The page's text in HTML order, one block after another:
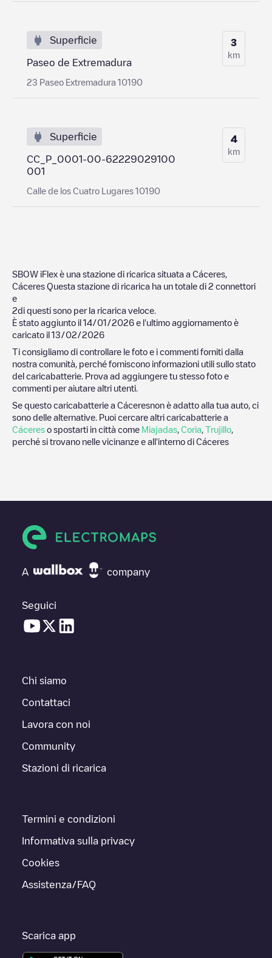
Superficie
Paseo de Extremadura
23 Paseo Extremadura 10190
3
km
Superficie
CC_P_0001-00-62229029100
001
Calle de los Cuatro Lugares 10190
4
km
SBOW iFlex è una stazione di ricarica situata a Cáceres
Cáceres Questa stazione di ricarica ha un totale di 2 connettori
e
2di questi sono per la ricarica veloce.
È stato aggiunto il 14/01/2026 e l'ultimo aggiornamento è
caricato il 13/02/2026
Ti consigliamo di controllare le foto e i commenti forniti dalla
nostra comunità, perché forniscono informazioni utili sullo stato
del caricabatterie. Prova ad aggiungere tu stesso foto e
commenti per aiutare altri utenti.
Se questo caricabatterie a Cáceresnon è adatto alla tua auto, ci
sono delle alternative. Puoi cercare altri caricabatterie a
Cáceres o spostarti in città come Miajadas Coria Trujillo
perché si trovano nelle vicinanze e all'interno di Cáceres
A company
Seguici
Chi siamo
Contattaci
Lavora con noi
Community
Stazioni di ricarica
Termini e condizioni
Informativa sulla privacy
Cookies
Assistenza/FAQ
Scarica app